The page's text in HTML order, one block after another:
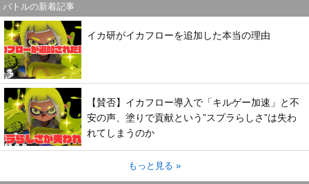
バトルの新着記事
イカ研がイカフローを追加した本当の理由
【賛否】イカフロー導入で「キルゲー加速」と不
安の声、塗りで貢献という”スプラらしさ”は失わ
れてしまうのか
もっと見る »